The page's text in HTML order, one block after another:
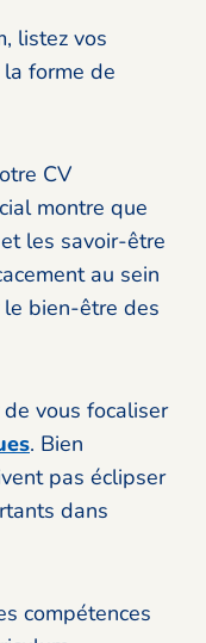
listez vos
la forme de
CV
montre que
les savoir-être
au sein
le bien-être des
vous focaliser
. Bien
pas éclipser
dans
compétences